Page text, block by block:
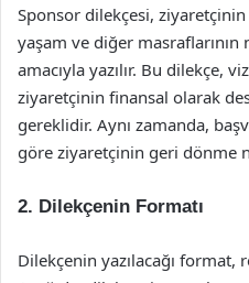
Sponsor dilekçesi,
yaşam ve diğer masraflarının
amacıyla yazılır. Bu dilekçe,
ziyaretçinin finansal olarak
gereklidir. Aynı zamanda,
göre ziyaretçinin geri dönme
2. Dilekçenin Formatı
Dilekçenin yazılacağı